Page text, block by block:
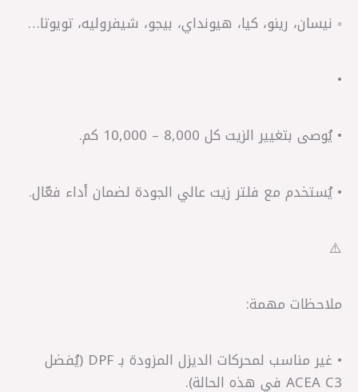
◦ نيسان، رينو، كيا، هيونداي، بيجو، شيفروليه، تويوتا…
•
• يُوصى بتغيير الزيت كل 8,000 – 10,000 كم.
• يُستخدم مع فلتر زيت عالي الجودة لضمان أداء فعّال.
⚠️
ملاحظات مهمة:
• غير مناسب لمحركات الديزل المزودة بـ DPF (يُفضل
ACEA C3 في هذه الحالة).